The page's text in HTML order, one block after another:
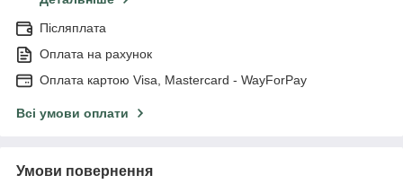
Післяплата
Оплата на рахунок
Оплата картою Visa, Mastercard - WayForPay
Всі умови оплати
Умови повернення